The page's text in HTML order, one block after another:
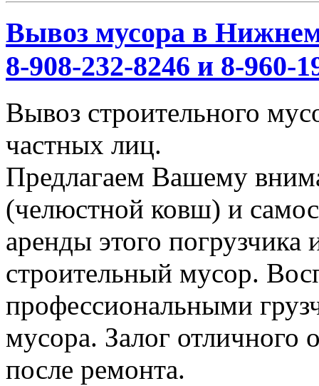
Вывоз мусора в
8-908-232-8246 и 8-960-
Вывоз строительного
частных лиц.
Предлагаем Вашему
(челюстной ковш) и
аренды этого
строительный мусор.
профессиональными
мусора. Залог отличного
после ремонта.